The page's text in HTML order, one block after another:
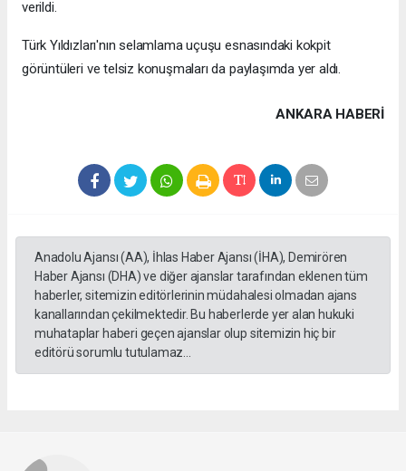
verildi.
Türk Yıldızları'nın selamlama uçuşu esnasındaki kokpit
görüntüleri ve telsiz konuşmaları da paylaşımda yer aldı.
ANKARA HABERİ
Anadolu Ajansı (AA), İhlas Haber Ajansı (İHA), Demirören
Haber Ajansı (DHA) ve diğer ajanslar tarafından eklenen tüm
haberler, sitemizin editörlerinin müdahalesi olmadan ajans
kanallarından çekilmektedir. Bu haberlerde yer alan hukuki
muhataplar haberi geçen ajanslar olup sitemizin hiç bir
editörü sorumlu tutulamaz...